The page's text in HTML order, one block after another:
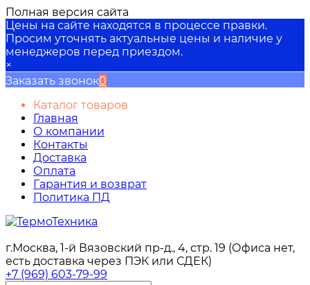
Полная версия сайта
Цены на сайте находятся в процессе правки.
Просим уточнять актуальные цены и наличие у
менеджеров перед приездом.
×
Заказать звонок0
Каталог товаров
Главная
О компании
Контакты
Доставка
Оплата
Гарантия и возврат
Политика ПД
г.Москва, 1-й Вязовский пр-д., 4, стр. 19 (Офиса нет,
есть доставка через ПЭК или СДЕК)
+7 (969) 603-79-99